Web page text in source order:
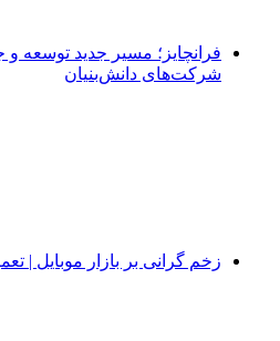
فرانچایز؛ مسیر جدید توسعه
شرکت‌های دانش‌بنیان
زخم گرانی بر بازار موبایل |